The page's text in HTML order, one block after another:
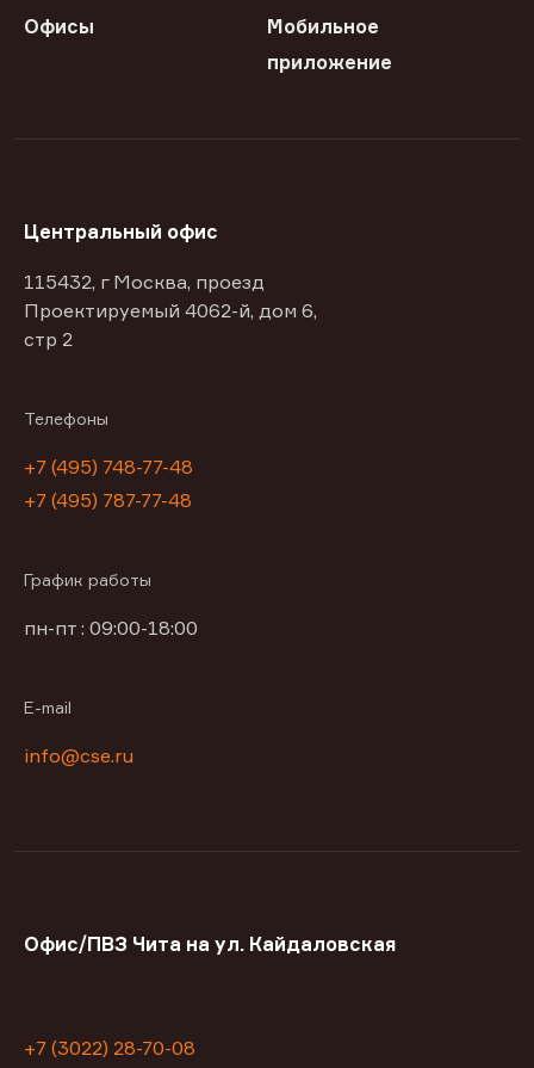
Офисы
Мобильное
приложение
Центральный офис
115432, г Москва, проезд
Проектируемый 4062-й, дом 6,
стр 2
Телефоны
+7 (495) 748-77-48
+7 (495) 787-77-48
График работы
пн-пт : 09:00-18:00
E-mail
info@cse.ru
Офис/ПВЗ Чита на ул. Кайдаловская
+7 (3022) 28-70-08